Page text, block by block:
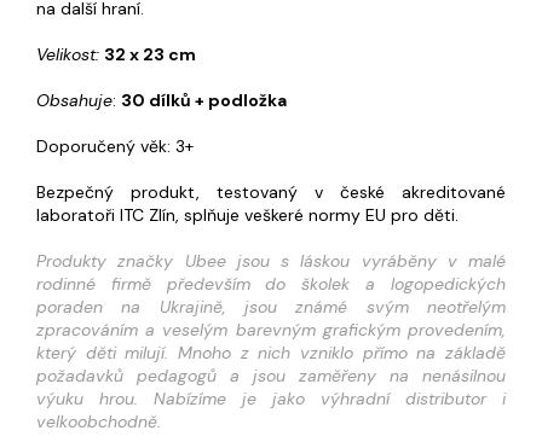
na další hraní.
Velikost: 32 x 23 cm
Obsahuje: 30 dílků + podložka
Doporučený věk: 3+
Bezpečný produkt, testovaný v české akreditované
laboratoři ITC Zlín, splňuje veškeré normy EU pro děti.
Produkty značky Ubee jsou s láskou vyráběny v malé
rodinné firmě především do školek a logopedických
poraden na Ukrajině, jsou známé svým neotřelým
zpracováním a veselým barevným grafickým provedením,
který děti milují. Mnoho z nich vzniklo přímo na základě
požadavků pedagogů a jsou zaměřeny na nenásilnou
výuku hrou. Nabízíme je jako výhradní distributor i
velkoobchodně.